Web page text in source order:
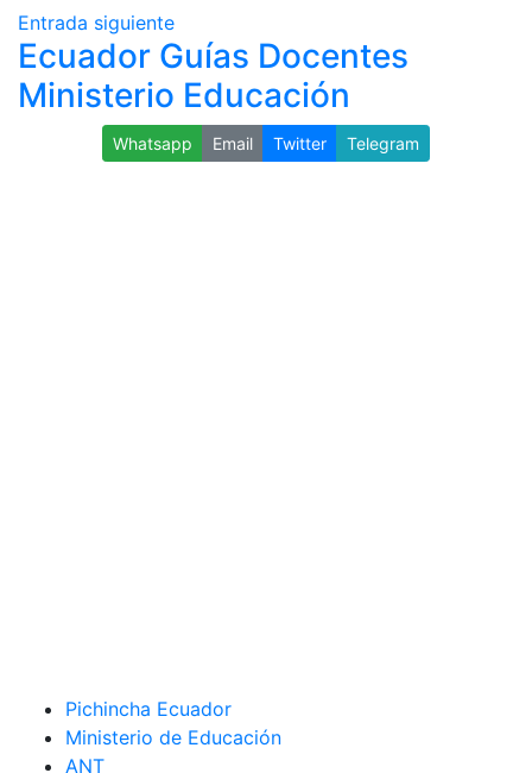
Entrada siguiente
Ecuador Guías Docentes
Ministerio Educación
Whatsapp Email Twitter Telegram
Pichincha Ecuador
Ministerio de Educación
ANT